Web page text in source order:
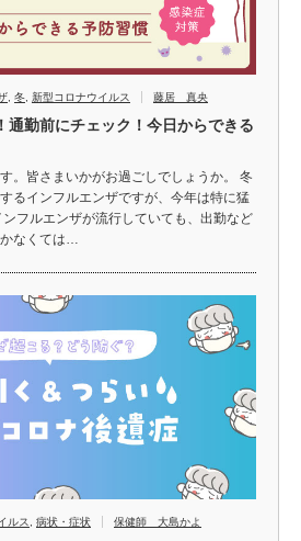
冬 新型コロナウイルス 藤居 真央
通勤前にチェック！今日からできる
。皆さまいかがお過ごしでしょうか。 冬
るインフルエンザですが、今年は特に猛
フルエンザが流行していても、出勤など
なくては…
ルス 病状・症状 保健師 大島かよ